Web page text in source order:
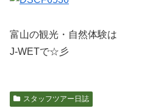
富山の観光・自然体験は
J-WETで☆彡
スタッフツアー日誌